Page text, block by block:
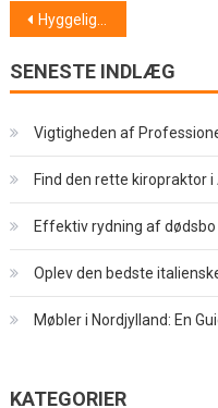
Hyggelige med anderledes ferier
SENESTE INDLÆG
Vigtigheden af
Find den rette kiropraktor i
Effektiv rydning af dødsbo
Oplev den bedste
Møbler i Nordjylland: En
KATEGORIER